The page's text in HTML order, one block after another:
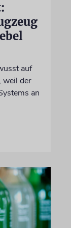
auf
weil der
an